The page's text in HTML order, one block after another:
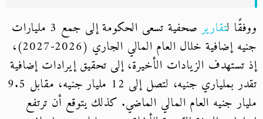
ووفقًا لتقارير
صحفية تسعى الحكومة إلى جمع 3 مليارات
جنيه إضافية خلال العام المالي الجاري (2026-2027)،
إذ تستهدف الزيادات الأخيرة، إلى تحقيق إيرادات إضافية
تقدر بملياري جنيه، لتصل إلى 12 مليار جنيه، مقابل 9.5
مليار جنيه العام المالي الماضي. كذلك يتوقع أن ترتفع